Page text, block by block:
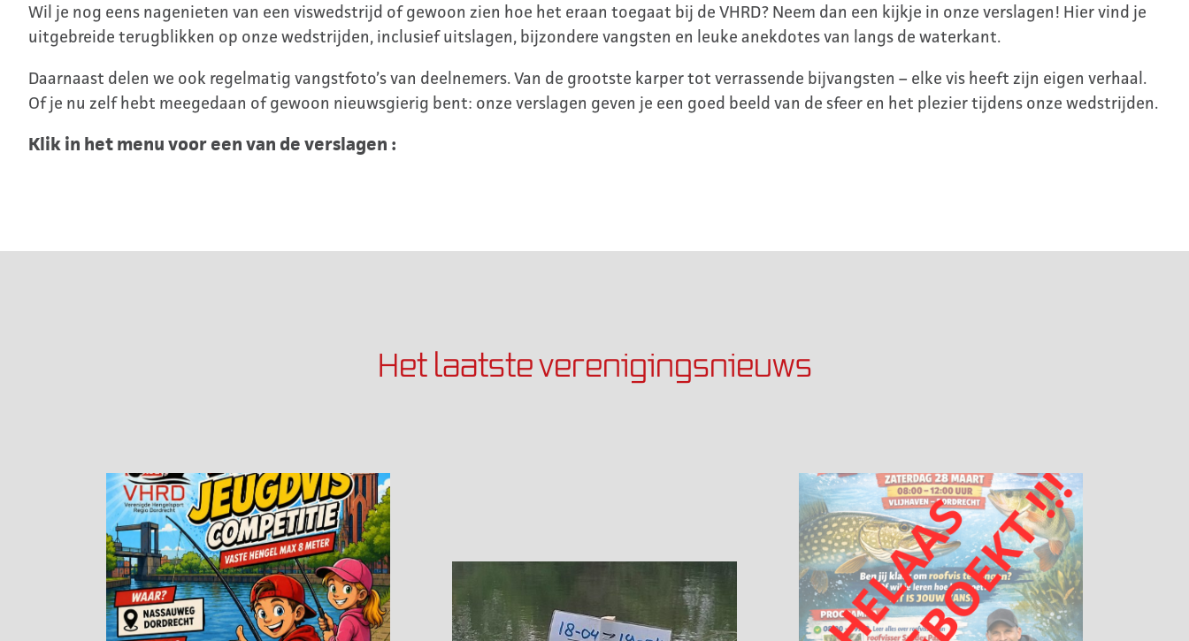
Wil je nog eens nagenieten van een viswedstrijd of gewoon zien hoe het eraan toegaat bij de VHRD? Neem dan een kijkje in onze verslagen! Hier vind je
uitgebreide terugblikken op onze wedstrijden, inclusief uitslagen, bijzondere vangsten en leuke anekdotes van langs de waterkant.
Daarnaast delen we ook regelmatig vangstfoto’s van deelnemers. Van de grootste karper tot verrassende bijvangsten – elke vis heeft zijn eigen verhaal.
Of je nu zelf hebt meegedaan of gewoon nieuwsgierig bent: onze verslagen geven je een goed beeld van de sfeer en het plezier tijdens onze wedstrijden.
Klik in het menu voor een van de verslagen :
Het laatste verenigingsnieuws